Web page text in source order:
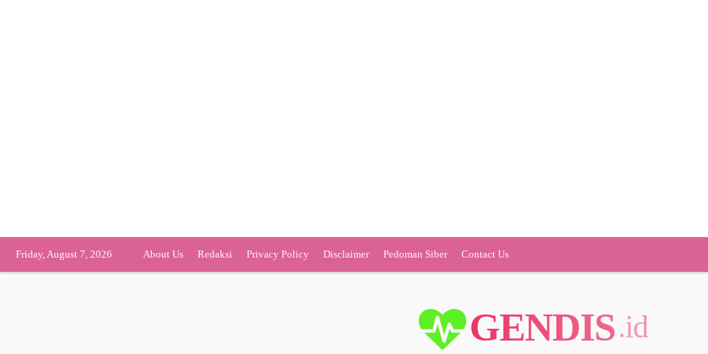
Friday, August 7, 2026 About Us Redaksi Privacy Policy Disclaimer Pedoman Siber Contact Us
GENDIS.id